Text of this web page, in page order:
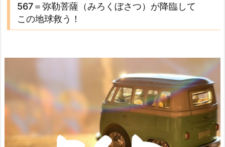
567＝弥勒菩薩（みろくぼさつ）が降臨して
この地球救う！